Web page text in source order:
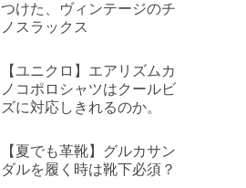
つけた、ヴィンテージのチ
ノスラックス
【ユニクロ】エアリズムカ
ノコポロシャツはクールビ
ズに対応しきれるのか。
【夏でも革靴】グルカサン
ダルを履く時は靴下必須？